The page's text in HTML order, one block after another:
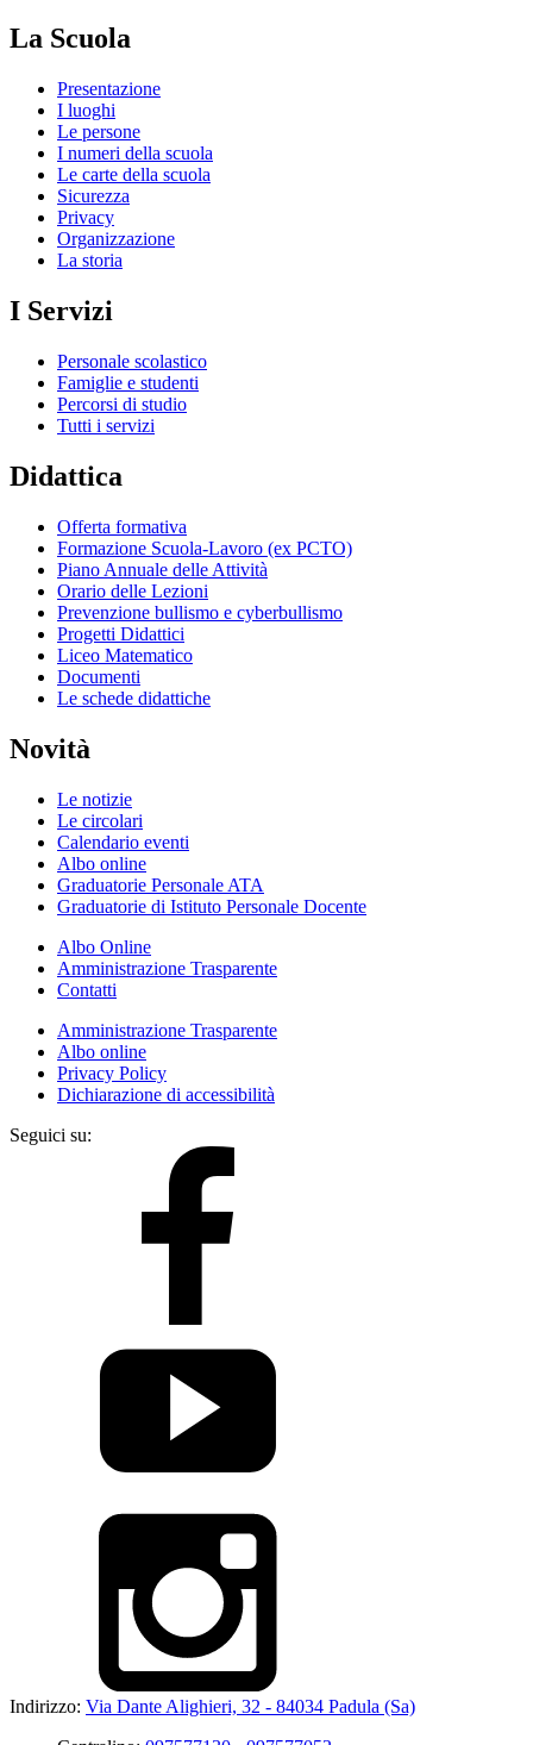
La Scuola
Presentazione
I luoghi
Le persone
I numeri della scuola
Le carte della scuola
Sicurezza
Privacy
Organizzazione
La storia
I Servizi
Personale scolastico
Famiglie e studenti
Percorsi di studio
Tutti i servizi
Didattica
Offerta formativa
Formazione Scuola-Lavoro (ex PCTO)
Piano Annuale delle Attività
Orario delle Lezioni
Prevenzione bullismo e cyberbullismo
Progetti Didattici
Liceo Matematico
Documenti
Le schede didattiche
Novità
Le notizie
Le circolari
Calendario eventi
Albo online
Graduatorie Personale ATA
Graduatorie di Istituto Personale Docente
Albo Online
Amministrazione Trasparente
Contatti
Amministrazione Trasparente
Albo online
Privacy Policy
Dichiarazione di accessibilità
Seguici su:
Indirizzo: Via Dante Alighieri, 32 - 84034 Padula (Sa)